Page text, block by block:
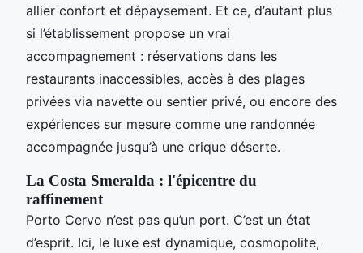
allier confort et dépaysement. Et ce, d’autant plus
si l’établissement propose un vrai
accompagnement : réservations dans les
restaurants inaccessibles, accès à des plages
privées via navette ou sentier privé, ou encore des
expériences sur mesure comme une randonnée
accompagnée jusqu’à une crique déserte.
La Costa Smeralda : l'épicentre du
raffinement
Porto Cervo n’est pas qu’un port. C’est un état
d’esprit. Ici, le luxe est dynamique, cosmopolite,